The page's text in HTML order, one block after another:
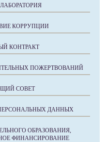
КОРРУПЦИИ
КОНТРАКТ
ПОЖЕРТВОВАНИЙ
СОВЕТ
ДАННЫХ
ОБРАЗОВАНИЯ,
ФИНАНСИРОВАНИЕ